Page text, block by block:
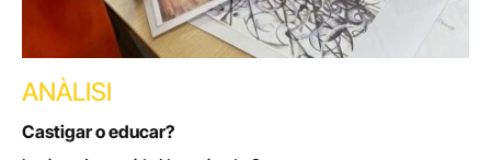
ANÀLISI
Castigar o educar?